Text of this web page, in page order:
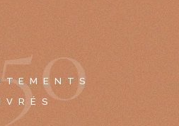
0